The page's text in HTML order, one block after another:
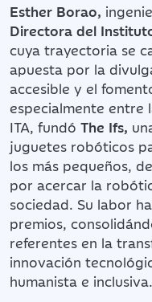
Esther Borao,
Directora del
cuya trayectoria se
apuesta por la
accesible y el
especialmente entre
ITA, fundó The Ifs,
juguetes robóticos
los más pequeños,
por acercar la
sociedad. Su labor
premios,
referentes en la
innovación
humanista e inclusiva.